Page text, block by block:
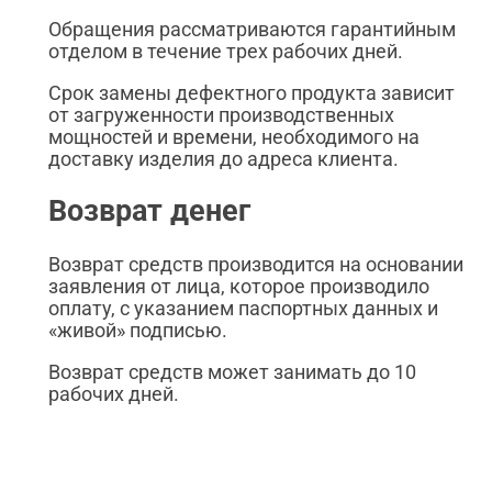
Обращения рассматриваются гарантийным
отделом в течение трех рабочих дней.
Срок замены дефектного продукта зависит
от загруженности производственных
мощностей и времени, необходимого на
доставку изделия до адреса клиента.
Возврат денег
Возврат средств производится на основании
заявления от лица, которое производило
оплату, с указанием паспортных данных и
«живой» подписью.
Возврат средств может занимать до 10
рабочих дней.